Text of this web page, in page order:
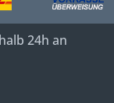
24h an